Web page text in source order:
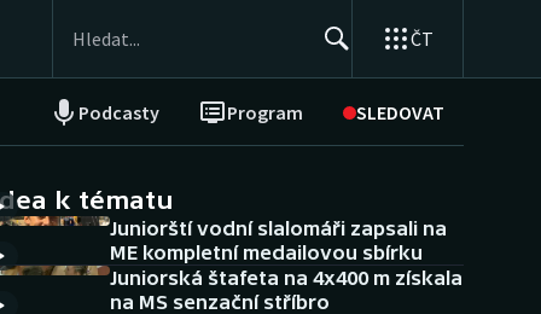
ČT
Podcasty Program SLEDOVAT
NEPŘEHLÉDNĚTE
Historické návraty
Aplikace ČT sport
k tématu
Juniorští vodní slalomáři zapsali na
ME kompletní medailovou sbírku
Juniorská štafeta na 4x400 m získala
na MS senzační stříbro